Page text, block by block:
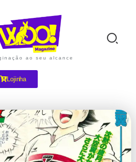
ao seu alcance
Lojinha